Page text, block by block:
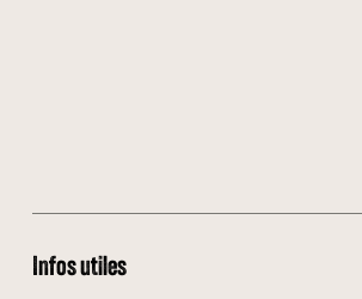
Infos utiles